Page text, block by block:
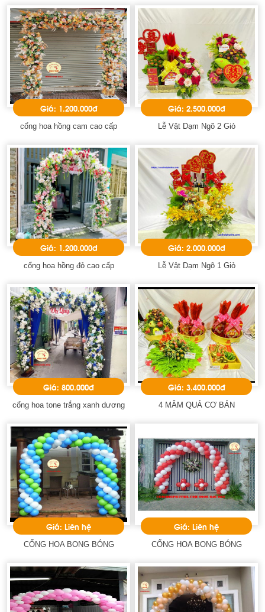
Giá: 1.200.000đ
cổng hoa hồng cam cao cấp
Giá: 2.500.000đ
Lễ Vật Dạm Ngõ 2 Giỏ
Giá: 1.200.000đ
cổng hoa hồng đỏ cao cấp
Giá: 2.000.000đ
Lễ Vật Dạm Ngõ 1 Giỏ
Giá: 800.000đ
cổng hoa tone trắng xanh dương
Giá: 3.400.000đ
4 MÂM QUẢ CƠ BẢN
Giá: Liên hệ
CỔNG HOA BONG BÓNG
Giá: Liên hệ
CỔNG HOA BONG BÓNG